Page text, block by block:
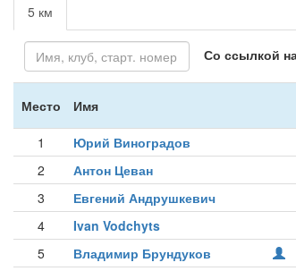
5 км
Со ссылкой
Место Имя
1 Юрий Виноградов
2
Антон Цеван
3
Евгений Андрушкевич
4
Ivan Vodchyts
5
Владимир Брундуков